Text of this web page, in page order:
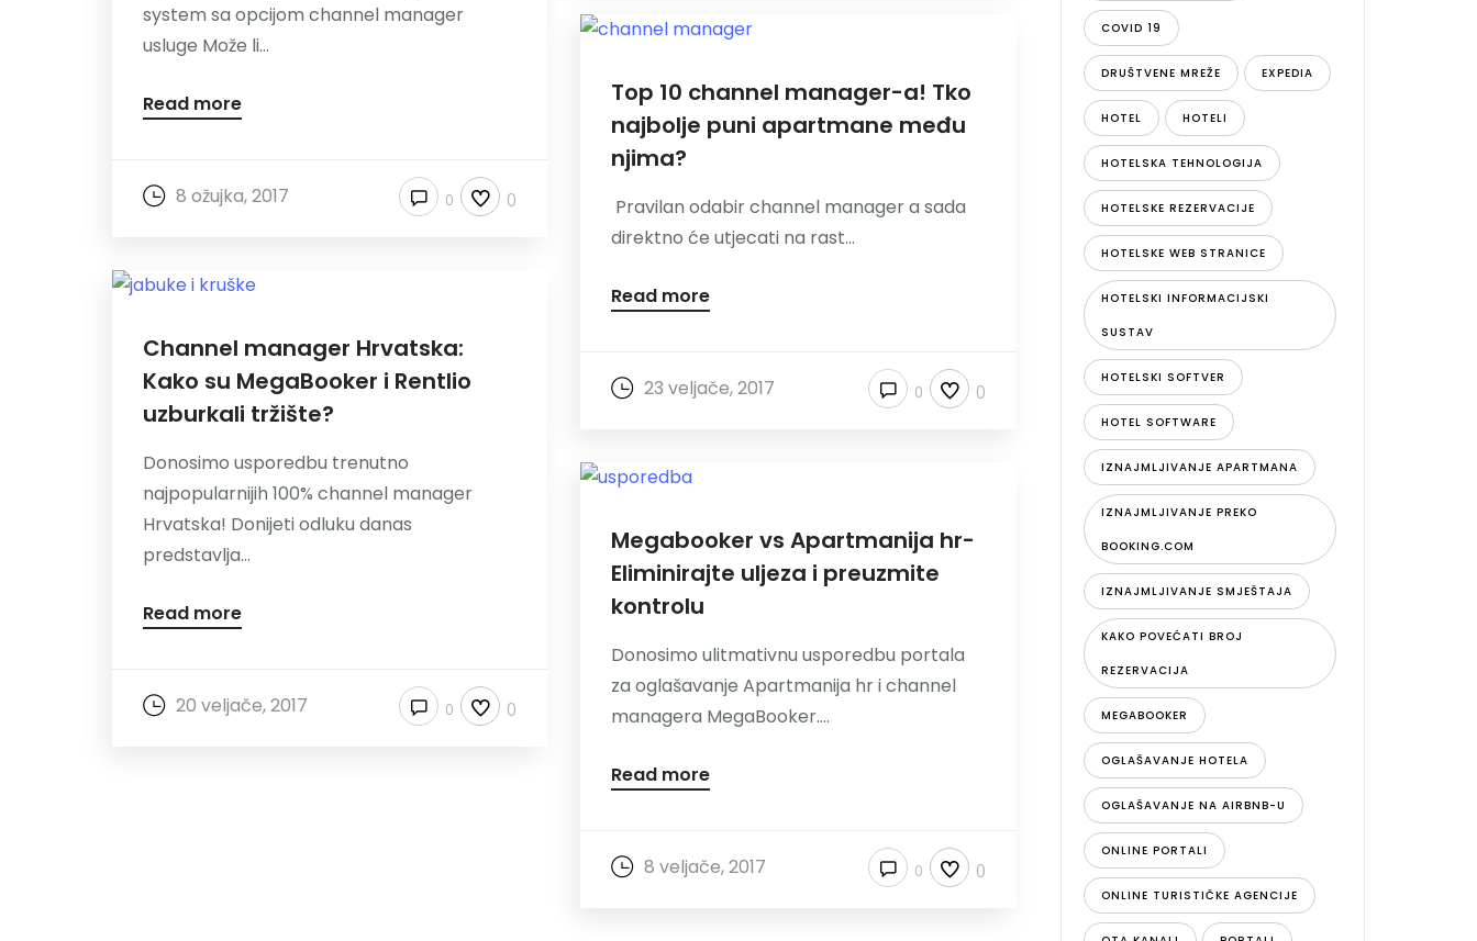
system sa opcijom channel manager
usluge Može li...
Read more
8 ožujka, 2017 0
0
Top 10 channel manager-a! Tko
najbolje puni apartmane među
njima?
Pravilan odabir channel manager a sada
direktno će utjecati na rast...
Read more
23 veljače, 2017 0
0
Channel manager Hrvatska:
Kako su MegaBooker i Rentlio
uzburkali tržište?
Donosimo usporedbu trenutno
najpopularnijih 100% channel manager
Hrvatska! Donijeti odluku danas
predstavlja...
Read more
20 veljače, 2017 0
0
Megabooker vs Apartmanija hr-
Eliminirajte uljeza i preuzmite
kontrolu
Donosimo ulitmativnu usporedbu portala
za oglašavanje Apartmanija hr i channel
managera MegaBooker....
Read more
8 veljače, 2017 0
0
COVID 19
DRUŠTVENE MREŽE EXPEDIA
HOTEL HOTELI
HOTELSKA TEHNOLOGIJA
HOTELSKE REZERVACIJE
HOTELSKE WEB STRANICE
HOTELSKI INFORMACIJSKI
SUSTAV
HOTELSKI SOFTVER
HOTEL SOFTWARE
IZNAJMLJIVANJE APARTMANA
IZNAJMLJIVANJE PREKO
BOOKING.COM
IZNAJMLJIVANJE SMJEŠTAJA
KAKO POVEĆATI BROJ
REZERVACIJA
MEGABOOKER
OGLAŠAVANJE HOTELA
OGLAŠAVANJE NA AIRBNB-U
ONLINE PORTALI
ONLINE TURISTIČKE AGENCIJE